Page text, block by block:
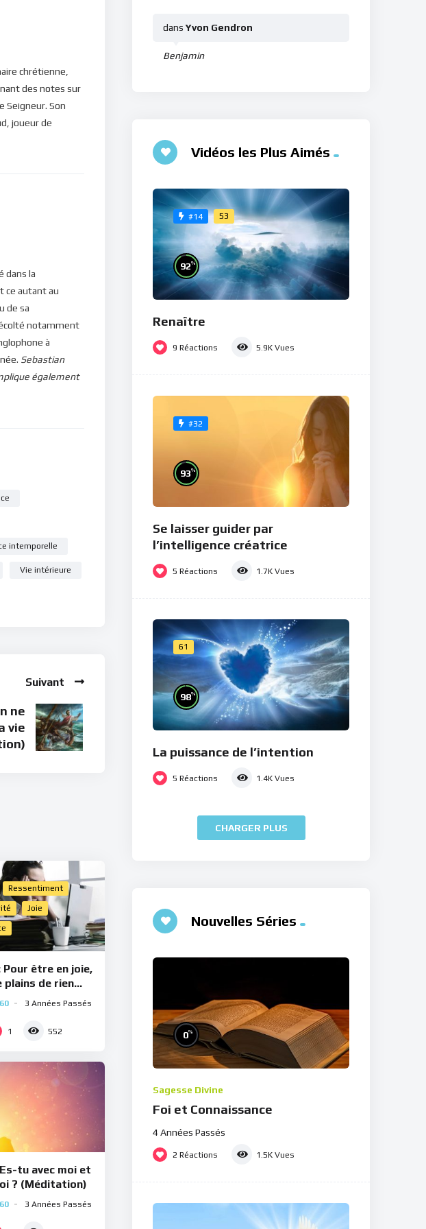
à Dieu.
que ce que Dieu
coeur. Car
toi en ce jour,
et pour les
chrétienne,
des notes sur
Seigneur. Son
joueur de
dans la
ce autant au
de sa
notamment
à
Sebastian
également
intemporelle
Vie intérieure
Suivant
ne
vie
Ressentiment
Joie
Pour être en joie,
plains de rien
3 Années Passés
1 552
tu avec moi et
? (Méditation)
3 Années Passés
Benjamin
dansYvon Gendron
Vidéos les Plus Aimés
#14 53
92%
Renaître
9 Réactions 5.9K Vues
#32
93%
Se laisser guider par
l’intelligence créatrice
5 Réactions 1.7K Vues
61
98%
La puissance de l’intention
5 Réactions 1.4K Vues
CHARGER PLUS
Nouvelles Séries
0%
Sagesse Divine
Foi et Connaissance
4 Années Passés
2 Réactions 1.5K Vues